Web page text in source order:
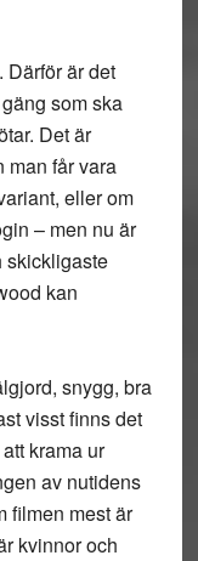
Därför är det
som ska
Det är
man får vara
eller om
– men nu är
skickligaste
kan
snygg, bra
visst finns det
krama ur
av nutidens
filmen mest är
kvinnor och